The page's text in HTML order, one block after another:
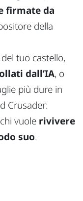
firmate da
della
tuo castello,
dall’IA, o
più dure in
Crusader:
vuole rivivere
suo.